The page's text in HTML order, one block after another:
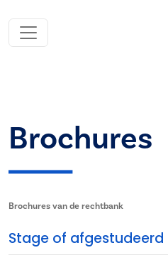
Brochures
Brochures van de rechtbank
Stage of afgestudeerd